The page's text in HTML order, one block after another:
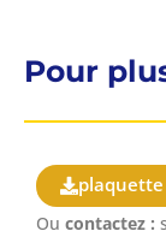
Pour
Ou contactez :